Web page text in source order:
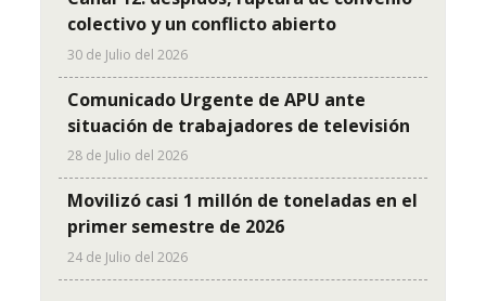
colectivo y un conflicto abierto
30 de Julio del 2026
Comunicado Urgente de APU ante
situación de trabajadores de televisión
28 de Julio del 2026
Movilizó casi 1 millón de toneladas en el
primer semestre de 2026
24 de Julio del 2026